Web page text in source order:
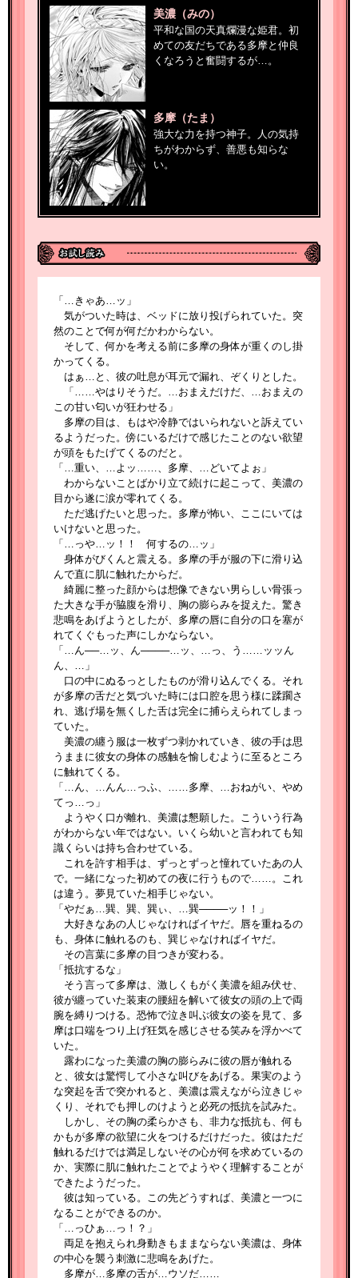
美濃（みの）
平和な国の天真爛漫な姫君。初
めての友だちである多摩と仲良
くなろうと奮闘するが…。
多摩（たま）
強大な力を持つ神子。人の気持
ちがわからず、善悪も知らな
い。
「…きゃあ…ッ」
気がついた時は、ベッドに放り投げられていた。突
然のことで何が何だかわからない。
そして、何かを考える前に多摩の身体が重くのし掛
かってくる。
はぁ…と、彼の吐息が耳元で漏れ、ぞくりとした。
「……やはりそうだ。…おまえだけだ、…おまえの
この甘い匂いが狂わせる」
多摩の目は、もはや冷静ではいられないと訴えてい
るようだった。傍にいるだけで感じたことのない欲望
が頭をもたげてくるのだと。
「…重い、…よッ……、多摩、…どいてよぉ」
わからないことばかり立て続けに起こって、美濃の
目から遂に涙が零れてくる。
ただ逃げたいと思った。多摩が怖い、ここにいては
いけないと思った。
「…っや…ッ！！ 何するの…ッ」
身体がびくんと震える。多摩の手が服の下に滑り込
んで直に肌に触れたからだ。
綺麗に整った顔からは想像できない男らしい骨張っ
た大きな手が脇腹を滑り、胸の膨らみを捉えた。驚き
悲鳴をあげようとしたが、多摩の唇に自分の口を塞が
れてくぐもった声にしかならない。
「…ん──…ッ、ん────…ッ、…っ、う……ッッん
ん、…」
口の中にぬるっとしたものが滑り込んでくる。それ
が多摩の舌だと気づいた時には口腔を思う様に蹂躙さ
れ、逃げ場を無くした舌は完全に捕らえられてしまっ
ていた。
美濃の纏う服は一枚ずつ剥かれていき、彼の手は思
うままに彼女の身体の感触を愉しむように至るところ
に触れてくる。
「…ん、…んん…っふ、……多摩、…おねがい、やめ
てっ…っ」
ようやく口が離れ、美濃は懇願した。こういう行為
がわからない年ではない。いくら幼いと言われても知
識くらいは持ち合わせている。
これを許す相手は、ずっとずっと憧れていたあの人
で。一緒になった初めての夜に行うもので……。これ
は違う。夢見ていた相手じゃない。
「やだぁ…巽、巽、巽ぃ、…巽────ッ！！」
大好きなあの人じゃなければイヤだ。唇を重ねるの
も、身体に触れるのも、巽じゃなければイヤだ。
その言葉に多摩の目つきが変わる。
「抵抗するな」
そう言って多摩は、激しくもがく美濃を組み伏せ、
彼が纏っていた装束の腰紐を解いて彼女の頭の上で両
腕を縛りつける。恐怖で泣き叫ぶ彼女の姿を見て、多
摩は口端をつり上げ狂気を感じさせる笑みを浮かべて
いた。
露わになった美濃の胸の膨らみに彼の唇が触れる
と、彼女は驚愕して小さな叫びをあげる。果実のよう
な突起を舌で突かれると、美濃は震えながら泣きじゃ
くり、それでも押しのけようと必死の抵抗を試みた。
しかし、その胸の柔らかさも、非力な抵抗も、何も
かもが多摩の欲望に火をつけるだけだった。彼はただ
触れるだけでは満足しないその心が何を求めているの
か、実際に肌に触れたことでようやく理解することが
できたようだった。
彼は知っている。この先どうすれば、美濃と一つに
なることができるのか。
「…っひぁ…っ！？」
両足を抱えられ身動きもままならない美濃は、身体
の中心を襲う刺激に悲鳴をあげた。
多摩が…多摩の舌が…ウソだ……